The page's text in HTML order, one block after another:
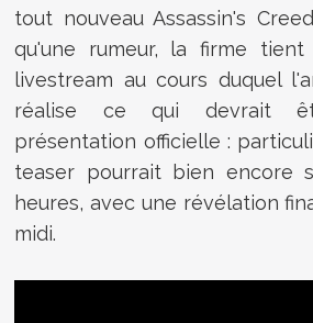
tout nouveau Assassin's
qu'une rumeur, la firme tient
livestream au cours duquel
réalise ce qui devrait
présentation officielle :
teaser pourrait bien encore
heures, avec une révélation
midi.